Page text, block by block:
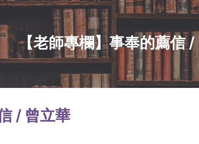
【老師專欄】事奉的薦信 /
/ 曾立華